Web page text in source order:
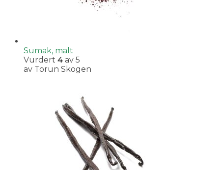
Sumak, malt
Vurdert 4 av 5
av Torun Skogen